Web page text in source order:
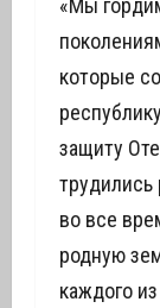
«Мы
которые
защиту
во все
родную
каждого